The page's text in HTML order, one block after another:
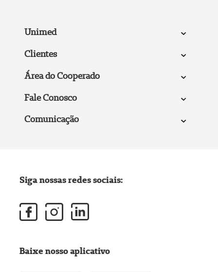
Unimed
Clientes
Área do Cooperado
Fale Conosco
Comunicação
Siga nossas redes sociais:
Baixe nosso aplicativo